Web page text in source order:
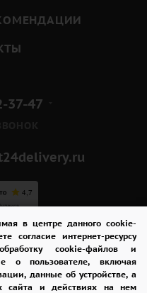
в центре данного cookie-
согласие интернет-ресурсу
cookie-файлов и
о пользователе, включая
данные об устройстве, а
сайта и действиях на нем
37-47
"Цветы"